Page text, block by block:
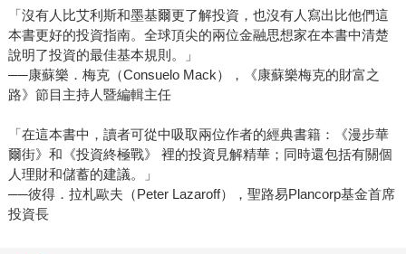
「沒有人比艾利斯和墨基爾更了解投資，也沒有人寫出比他們這
本書更好的投資指南。全球頂尖的兩位金融思想家在本書中清楚
說明了投資的最佳基本規則。」
──康蘇樂．梅克（Consuelo Mack），《康蘇樂梅克的財富之
路》節目主持人暨編輯主任
「在這本書中，讀者可從中吸取兩位作者的經典書籍：《漫步華
爾街》和《投資終極戰》 裡的投資見解精華；同時還包括有關個
人理財和儲蓄的建議。」
──彼得．拉札歐夫（Peter Lazaroff），聖路易Plancorp基金首席
投資長